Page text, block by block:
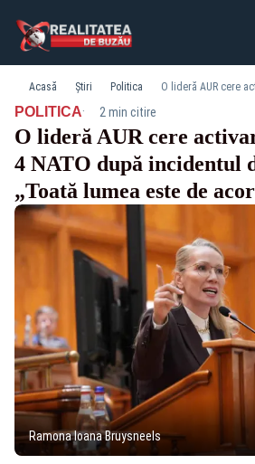
Acasă Știri Politica
POLITICA· 2 min citire
O lideră AUR cere
4 NATO după incidentul
„Toată lumea este de
Ramona Ioana Bruysneels